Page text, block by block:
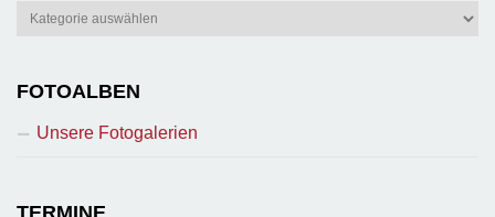
Berichte
FOTOALBEN
Unsere Fotogalerien
TERMINE